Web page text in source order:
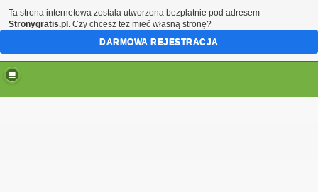
Ta strona internetowa została utworzona bezpłatnie pod adresem
Stronygratis.pl . Czy chcesz też mieć własną stronę?
DARMOWA REJESTRACJA